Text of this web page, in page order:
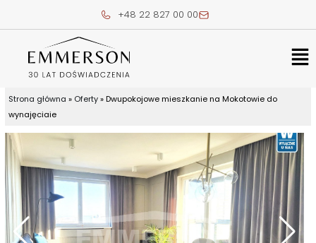
+48 22 827 00 00
Strona główna » Oferty» Dwupokojowe mieszkanie na Mokotowie do
wynajęciaie